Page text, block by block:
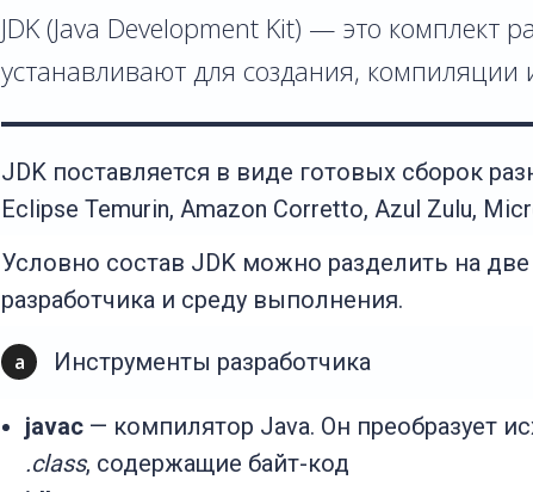
JDK (Java Development Kit) — это комплект
устанавливают для создания, компиляции
JDK поставляется в виде готовых сборок
Eclipse Temurin, Amazon Corretto, Azul Zulu,
Условно состав JDK можно разделить на
разработчика и среду выполнения.
a Инструменты разработчика
javac — компилятор Java. Он преобразует
.class, содержащие байт-код